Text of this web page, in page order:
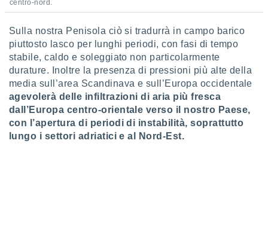
" o
cookie
sito
il
dei
centro-nord.
Sulla nostra Penisola ciò si tradurrà in campo barico
piuttosto lasco per lunghi periodi, con fasi di tempo
stabile, caldo e soleggiato non particolarmente
durature. Inoltre la presenza di pressioni più alte della
media sull’area Scandinava e sull’Europa occidentale
agevolerà delle infiltrazioni di aria più fresca
dall’Europa centro-orientale verso il nostro Paese,
con l’apertura di periodi di instabilità, soprattutto
lungo i settori adriatici e al Nord-Est.